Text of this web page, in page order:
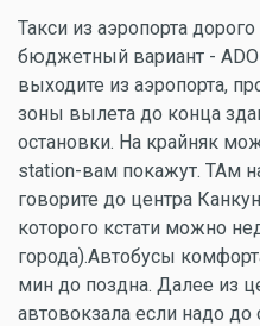
Такси из аэропорта
бюджетный вариант -
выходите из аэропорта,
зоны вылета до конца
остановки. На крайняк
station-вам покажут. ТАм
говорите до центра
которого кстати можно
города).Автобусы
мин до поздна. Далее из
автовокзала если надо